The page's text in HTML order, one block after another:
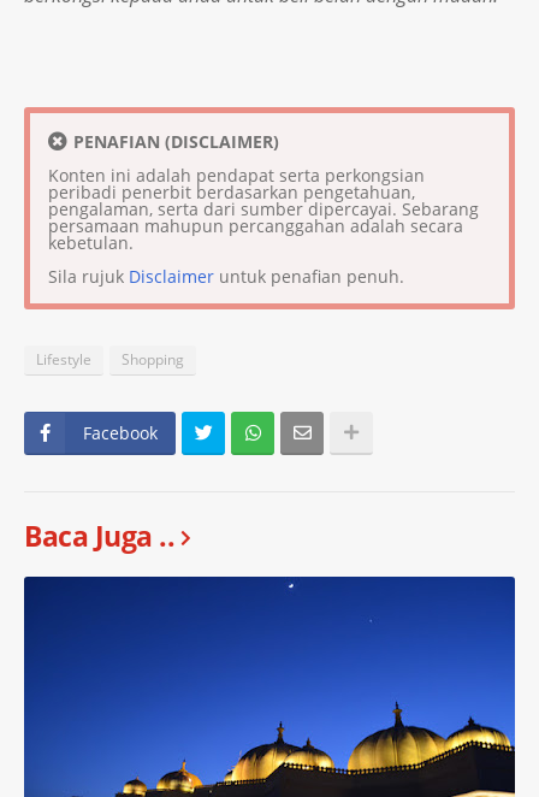
PENAFIAN (DISCLAIMER)
Konten ini adalah pendapat serta perkongsian
peribadi penerbit berdasarkan pengetahuan,
pengalaman, serta dari sumber dipercayai. Sebarang
persamaan mahupun percanggahan adalah secara
kebetulan.
Sila rujuk Disclaimer untuk penafian penuh.
Lifestyle Shopping
Facebook
Baca Juga ..